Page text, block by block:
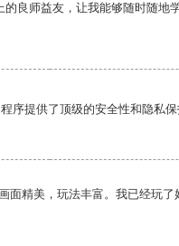
的良师益友，让我能够随时随地
序提供了顶级的安全性和隐私保
面精美，玩法丰富。我已经玩了